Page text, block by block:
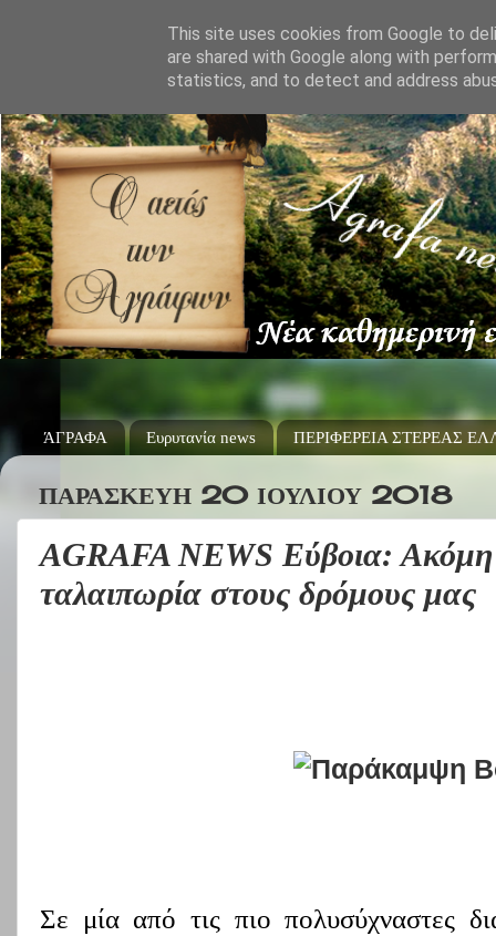
ΆΓΡΑΦΑ Ευρυτανία news ΠΕΡΙΦΕΡΕΙΑ ΣΤΕΡΕΑΣ
ΠΑΡΑΣΚΕΥΉ 20 ΙΟΥΛΊΟΥ 2018
AGRAFA NEWS Εύβοια: Ακόμη
ταλαιπωρία στους δρόμους μας
Σε μία από τις πιο πολυσύχναστες
This site uses cookies from Google to
are shared with Google along with
statistics, and to detect and address